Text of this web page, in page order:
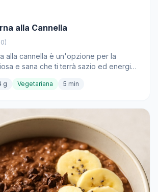
alla Cannella
alla cannella è un'opzione per la
e sana che ti terrà sazio ed energico
g Vegetariana 5 min